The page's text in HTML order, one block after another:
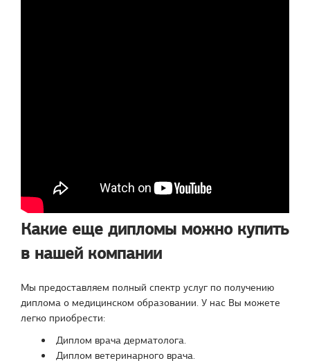
Какие еще дипломы можно купить
в нашей компании
Мы предоставляем полный спектр услуг по получению
диплома о медицинском образовании. У нас Вы можете
легко приобрести:
Диплом врача дерматолога.
Диплом ветеринарного врача.